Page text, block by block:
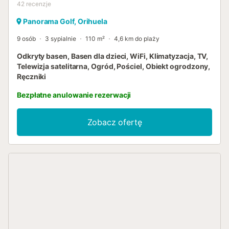
42 recenzje
Panorama Golf, Orihuela
9 osób 3 sypialnie 110 m² 4,6 km do plaży
Odkryty basen, Basen dla dzieci, WiFi, Klimatyzacja, TV,
Telewizja satelitarna, Ogród, Pościel, Obiekt ogrodzony,
Ręczniki
Bezpłatne anulowanie rezerwacji
Zobacz ofertę